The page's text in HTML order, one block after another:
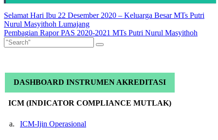
Post
navigation
Selamat Hari Ibu 22 Desember 2020 – Keluarga Besar MTs Putri
Nurul Masyithoh Lumajang
Pembagian Rapor PAS 2020-2021 MTs Putri Nurul Masyithoh
DASHBOARD INSTRUMEN AKREDITASI
ICM (INDICATOR COMPLIANCE MUTLAK)
a. ICM-Ijin Operasional